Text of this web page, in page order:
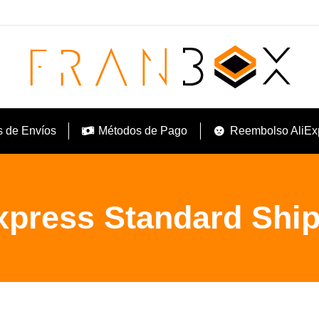
de Envíos Métodos de Pago Reembolso
Standard